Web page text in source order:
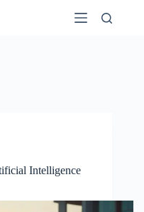
Intelligence